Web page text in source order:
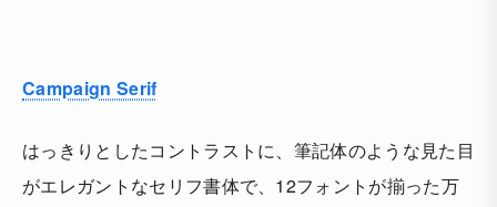
Campaign Serif
はっきりとしたコントラストに、筆記体のような見た目
がエレガントなセリフ書体で、12フォントが揃った万